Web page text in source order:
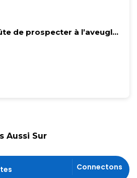
de prospecter à l’aveugl...
Aussi Sur
Connectons